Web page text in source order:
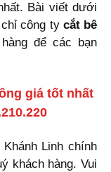
Bài viết dưới
công ty cắt bê
để các bạn
giá tốt nhất
Linh chính
khách hàng. Vui